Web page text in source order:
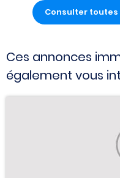
Consulter toutes
Ces annonces
également vous